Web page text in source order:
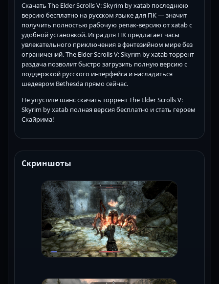
Скачать The Elder Scrolls V: Skyrim by xatab последнюю
версию бесплатно на русском языке для ПК — значит
получить полностью рабочую репак-версию от xatab с
удобной установкой. Игра для ПК предлагает часы
увлекательного приключения в фэнтезийном мире без
ограничений. The Elder Scrolls V: Skyrim by xatab торрент-
раздача позволит быстро загрузить полную версию с
поддержкой русского интерфейса и насладиться
шедевром Bethesda прямо сейчас.
Не упустите шанс скачать торрент The Elder Scrolls V:
Skyrim by xatab полная версия бесплатно и стать героем
Скайрима!
Скриншоты